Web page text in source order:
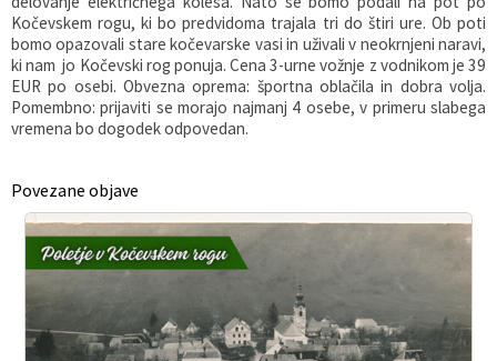
Kočevskem rogu, ki bo predvidoma trajala tri do štiri ure. Ob poti
bomo opazovali stare kočevarske vasi in uživali v neokrnjeni naravi,
ki nam jo Kočevski rog ponuja. Cena 3-urne vožnje z vodnikom je 39
EUR po osebi. Obvezna oprema: športna oblačila in dobra volja.
Pomembno: prijaviti se morajo najmanj 4 osebe, v primeru slabega
vremena bo dogodek odpovedan.
Povezane objave